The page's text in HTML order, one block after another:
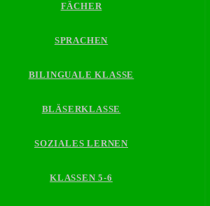
FÄCHER
SPRACHEN
BILINGUALE KLASSE
BLÄSERKLASSE
SOZIALES LERNEN
KLASSEN 5-6